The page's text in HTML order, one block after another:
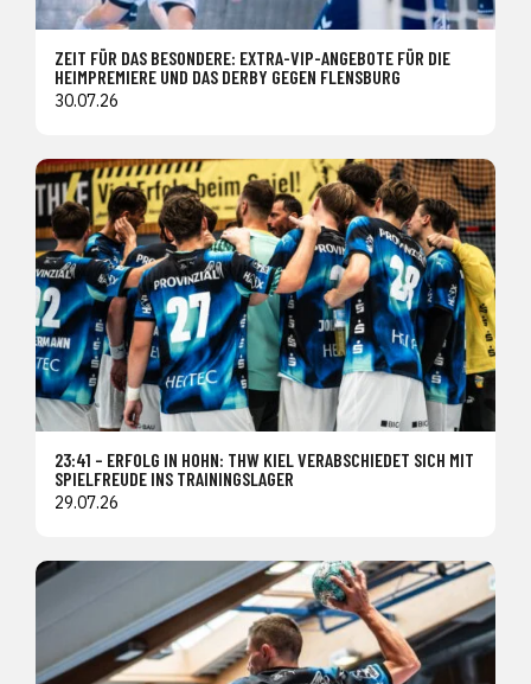
ZEIT FÜR DAS BESONDERE: EXTRA-VIP-ANGEBOTE FÜR DIE
HEIMPREMIERE UND DAS DERBY GEGEN FLENSBURG
30.07.26
23:41 – ERFOLG IN HOHN: THW KIEL VERABSCHIEDET SICH MIT
SPIELFREUDE INS TRAININGSLAGER
29.07.26